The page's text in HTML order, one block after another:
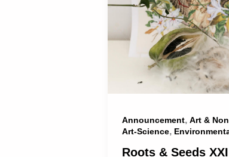
Announcement, Art &
Art-Science,
Roots & Seeds